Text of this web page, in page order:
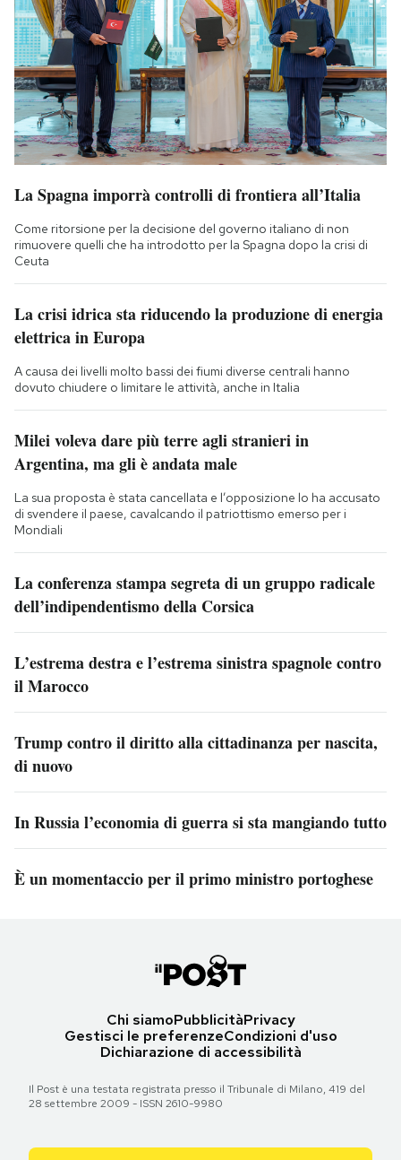
La Spagna imporrà controlli di frontiera all’Italia
Come ritorsione per la decisione del governo italiano di non
rimuovere quelli che ha introdotto per la Spagna dopo la crisi di
Ceuta
La crisi idrica sta riducendo la produzione di energia
elettrica in Europa
A causa dei livelli molto bassi dei fiumi diverse centrali hanno
dovuto chiudere o limitare le attività, anche in Italia
Milei voleva dare più terre agli stranieri in
Argentina, ma gli è andata male
La sua proposta è stata cancellata e l’opposizione lo ha accusato
di svendere il paese, cavalcando il patriottismo emerso per i
Mondiali
La conferenza stampa segreta di un gruppo radicale
dell’indipendentismo della Corsica
L’estrema destra e l’estrema sinistra spagnole contro
il Marocco
Trump contro il diritto alla cittadinanza per nascita,
di nuovo
In Russia l’economia di guerra si sta mangiando tutto
È un momentaccio per il primo ministro portoghese
Chi siamoPubblicitàPrivacy
Gestisci le preferenzeCondizioni d'uso
Dichiarazione di accessibilità
Il Post è una testata registrata presso il Tribunale di Milano, 419 del
28 settembre 2009 - ISSN 2610-9980